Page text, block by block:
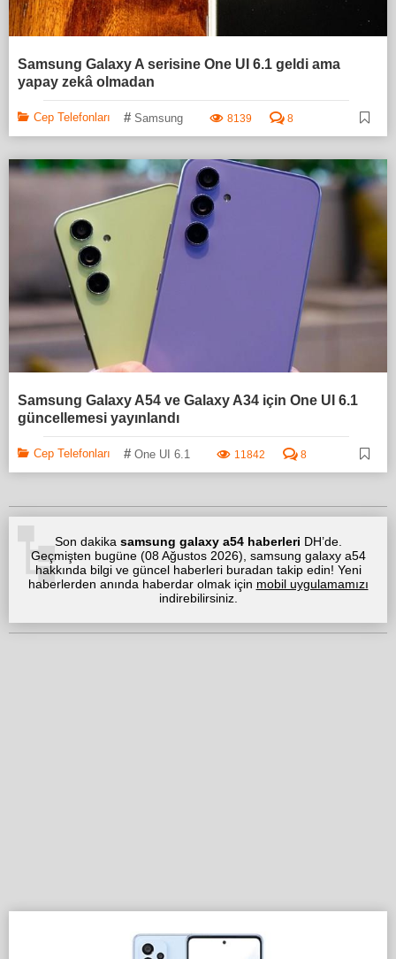
Samsung Galaxy A serisine One UI 6.1 geldi ama
yapay zekâ olmadan
Cep Telefonları # Samsung 8139 8
Samsung Galaxy A54 ve Galaxy A34 için One UI 6.1
güncellemesi yayınlandı
Cep Telefonları # One UI 6.1 11842 8
Son dakika samsung galaxy a54 haberleri DH’de.
Geçmişten bugüne (08 Ağustos 2026), samsung galaxy a54
hakkında bilgi ve güncel haberleri buradan takip edin! Yeni
haberlerden anında haberdar olmak için mobil uygulamamızı
indirebilirsiniz.